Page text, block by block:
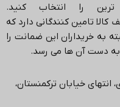
را انتخاب کنید.
کالا تامین کنندگانی دارد که
به خریداران این ضمانت را
به دست آن ها می رسد.
انتهاي خیابان ترکمنستان،